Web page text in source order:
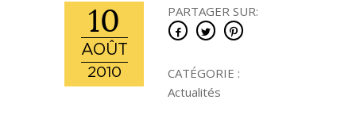
10
AOÛT
2010
PARTAGER SUR:
CATÉGORIE :
Actualités